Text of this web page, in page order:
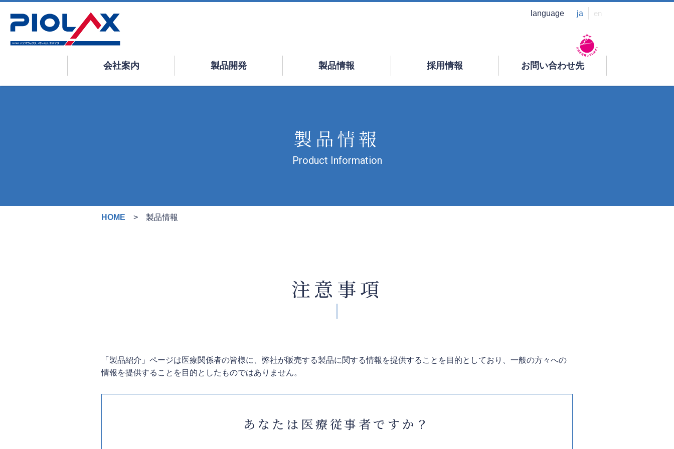
language ja en
会社案内 製品開発 製品情報 採用情報 お問い合わせ先
製品情報
Product Information
HOME 製品情報
注意事項
「製品紹介」ページは医療関係者の皆様に、弊社が販売する製品に関する情報を提供することを目的としており、一般の方々への
情報を提供することを目的としたものではありません。
あなたは医療従事者ですか？